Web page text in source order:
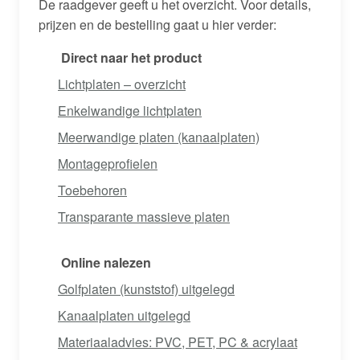
De raadgever geeft u het overzicht. Voor details,
prijzen en de bestelling gaat u hier verder:
Direct naar het product
Lichtplaten – overzicht
Enkelwandige lichtplaten
Meerwandige platen (kanaalplaten)
Montageprofielen
Toebehoren
Transparante massieve platen
Online nalezen
Golfplaten (kunststof) uitgelegd
Kanaalplaten uitgelegd
Materiaaladvies: PVC, PET, PC & acrylaat